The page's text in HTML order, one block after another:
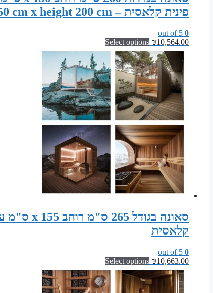
פינית קלאסית – Sauna width 260 cm x depth 150 cm x height 200 cm
0
₪10,564.00
Select options
קלאסית
0
₪10,663.00
Select options